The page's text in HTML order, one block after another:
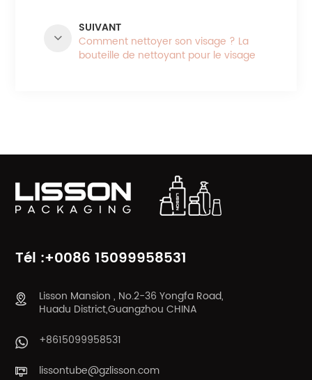
SUIVANT
Comment nettoyer son visage ? La
bouteille de nettoyant pour le visage
Tél :+0086 15099958531
Lisson Mansion , No.2-36 Yongfa Road,
Huadu District,Guangzhou CHINA
+8615099958531
lissontube@gzlisson.com